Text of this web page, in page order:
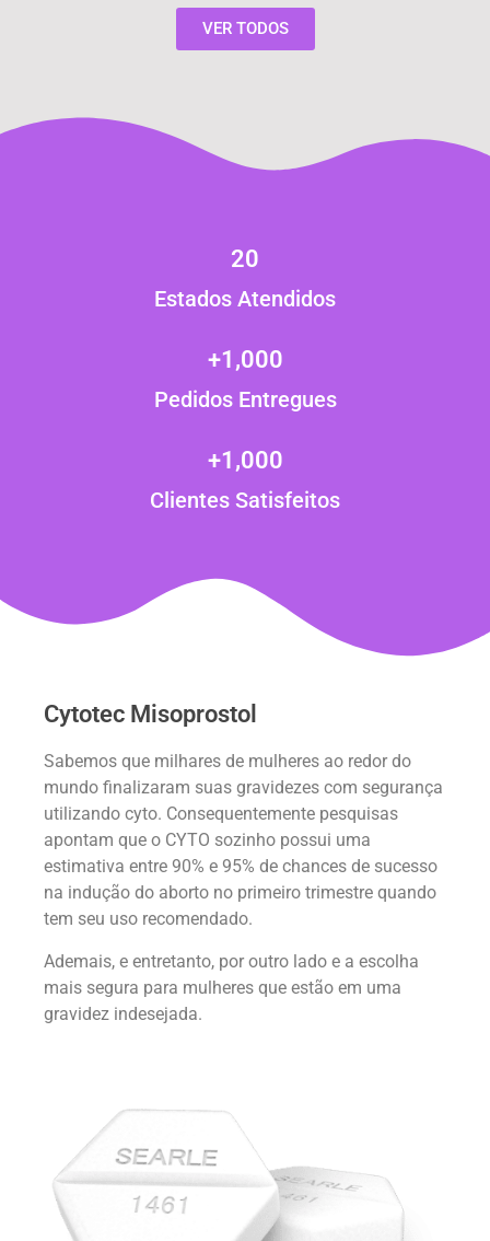
VER TODOS
Estados Atendidos
20
Pedidos Entregues
+1,000
Clientes Satisfeitos
+1,000
Cytotec Misoprostol
Sabemos que milhares de mulheres ao redor do
mundo finalizaram suas gravidezes com segurança
utilizando cyto. Consequentemente pesquisas
apontam que o CYTO sozinho possui uma
estimativa entre 90% e 95% de chances de sucesso
na indução do aborto no primeiro trimestre quando
tem seu uso recomendado.
Ademais, e entretanto, por outro lado e a escolha
mais segura para mulheres que estão em uma
gravidez indesejada.